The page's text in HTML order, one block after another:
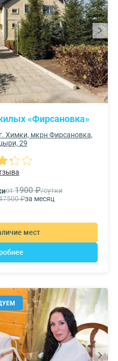
«Фирсановка»
Химки, мкрн Фирсановка,
29
от1900 ₽/сутки
₽за месяц
мест